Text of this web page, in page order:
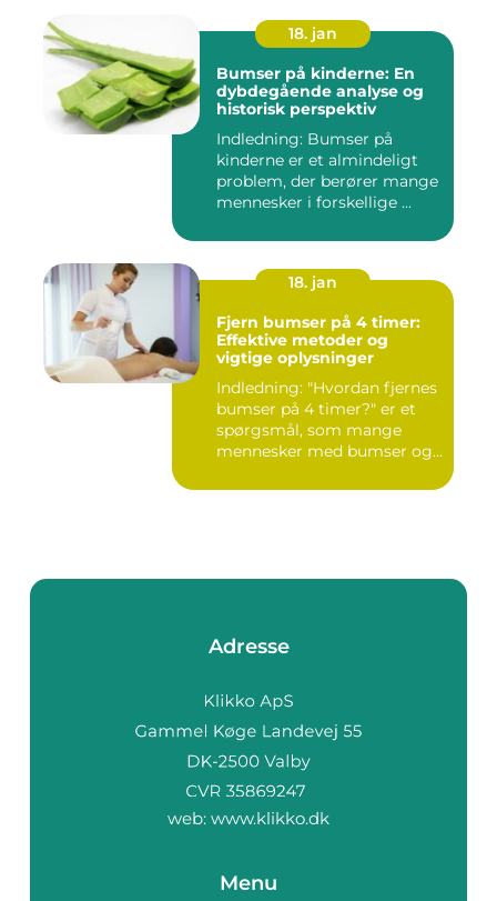
18. jan
Bumser på kinderne: En
dybdegående analyse og
historisk perspektiv
Indledning: Bumser på
kinderne er et almindeligt
problem, der berører mange
mennesker i forskellige ...
18. jan
Fjern bumser på 4 timer:
Effektive metoder og
vigtige oplysninger
Indledning: "Hvordan fjernes
bumser på 4 timer?" er et
spørgsmål, som mange
mennesker med bumser og...
Adresse
web: www.klikko.dk
Menu